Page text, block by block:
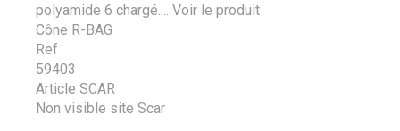
polyamide 6 chargé....
Voir le produit
Cône R-BAG
Ref
59403
Article SCAR
Non visible site Scar